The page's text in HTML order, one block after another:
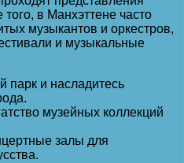
в Манхэттене часто
музыкантов и оркестров,
и музыкальные
парк и насладитесь
музейных коллекций
залы для